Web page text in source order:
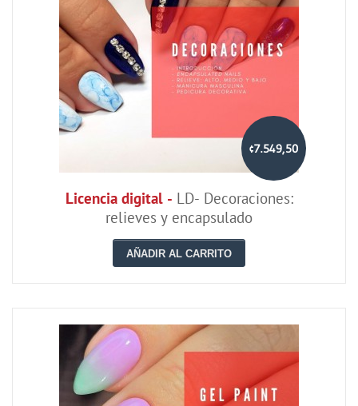
¢7.549,50
Licencia digital - LD- Decoraciones:
relieves y encapsulado
AÑADIR AL CARRITO